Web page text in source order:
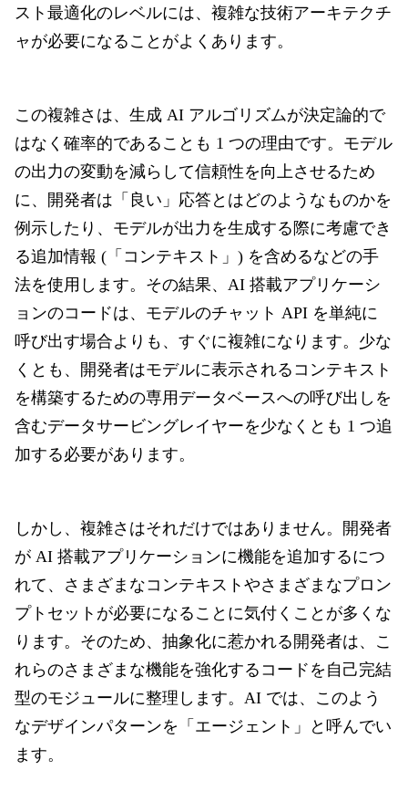
スト最適化のレベルには、複雑な技術アーキテクチ
ャが必要になることがよくあります。
この複雑さは、生成 AI アルゴリズムが決定論的で
はなく確率的であることも 1 つの理由です。モデル
の出力の変動を減らして信頼性を向上させるため
に、開発者は「良い」応答とはどのようなものかを
例示したり、モデルが出力を生成する際に考慮でき
る追加情報 (「コンテキスト」) を含めるなどの手
法を使用します。その結果、AI 搭載アプリケーシ
ョンのコードは、モデルのチャット API を単純に
呼び出す場合よりも、すぐに複雑になります。少な
くとも、開発者はモデルに表示されるコンテキスト
を構築するための専用データベースへの呼び出しを
含むデータサービングレイヤーを少なくとも 1 つ追
加する必要があります。
しかし、複雑さはそれだけではありません。開発者
が AI 搭載アプリケーションに機能を追加するにつ
れて、さまざまなコンテキストやさまざまなプロン
プトセットが必要になることに気付くことが多くな
ります。そのため、抽象化に惹かれる開発者は、 こ
れらのさまざまな機能を強化するコードを自己完結
型のモジュールに整理します。AI では、このよう
なデザインパターンを「エージェント」と呼んでい
ます。